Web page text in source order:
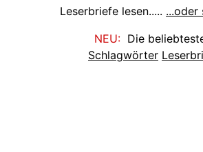
Leserbriefe lesen..... ...oder
NEU:Die
Schlagwörter